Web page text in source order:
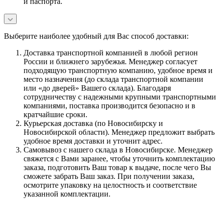
Выберите наиболее удобный для Вас способ доставки:
Доставка транспортной компанией в любой регион
России и ближнего зарубежья. Менеджер согласует
подходящую транспортную компанию, удобное время и
место назначения (до склада транспортной компании
или «до дверей» Вашего склада). Благодаря
сотрудничеству с надежными крупными транспортными
компаниями, поставка производится безопасно и в
кратчайшие сроки.
Курьерская доставка (по Новосибирску и
Новосибирской области). Менеджер предложит выбрать
удобное время доставки и уточнит адрес.
Самовывоз с нашего склада в Новосибирске. Менеджер
свяжется с Вами заранее, чтобы уточнить комплектацию
заказа, подготовить Ваш товар к выдаче, после чего Вы
сможете забрать Ваш заказ. При получении заказа,
осмотрите упаковку на целостность и соответствие
указанной комплектации.